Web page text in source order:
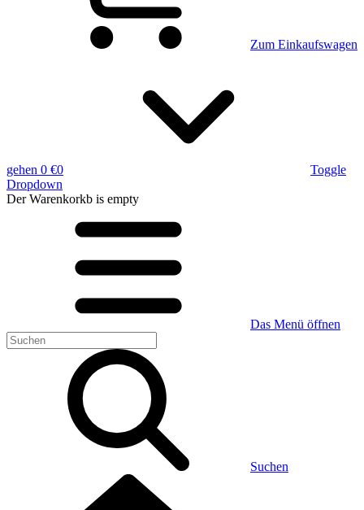
Zum Einkaufswagen
gehen 0 €0
Toggle
Dropdown
Der Warenkorkb is empty
Das Menü öffnen
Suchen